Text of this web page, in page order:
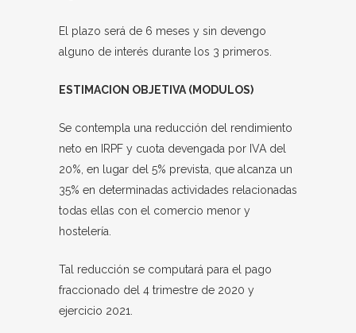
El plazo será de 6 meses y sin devengo
alguno de interés durante los 3 primeros.
ESTIMACION OBJETIVA (MODULOS)
Se contempla una reducción del rendimiento
neto en IRPF y cuota devengada por IVA del
20%, en lugar del 5% prevista, que alcanza un
35% en determinadas actividades relacionadas
todas ellas con el comercio menor y
hostelería.
Tal reducción se computará para el pago
fraccionado del 4 trimestre de 2020 y
ejercicio 2021.